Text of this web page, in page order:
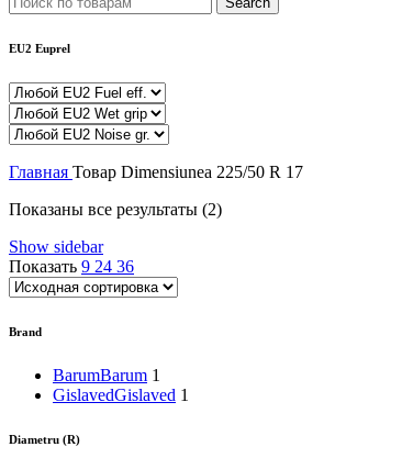
EU2 Euprel
Главная Товар Dimensiunea 225/50 R 17
Показаны все результаты (2)
Show sidebar
Показать 9 24 36
Brand
BarumBarum 1
GislavedGislaved 1
Diametru (R)